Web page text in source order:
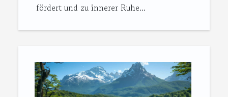
fördert und zu innerer Ruhe...